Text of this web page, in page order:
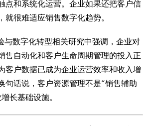
点和系统化运营。企业如果还把客户信
就很难适应销售数字化趋势。
与数字化转型相关研究中强调，企业对
售自动化和客户生命周期管理的投入正
客户数据已成为企业运营效率和收入增
句话说，客户资源管理不是“销售辅助
长基础设施。